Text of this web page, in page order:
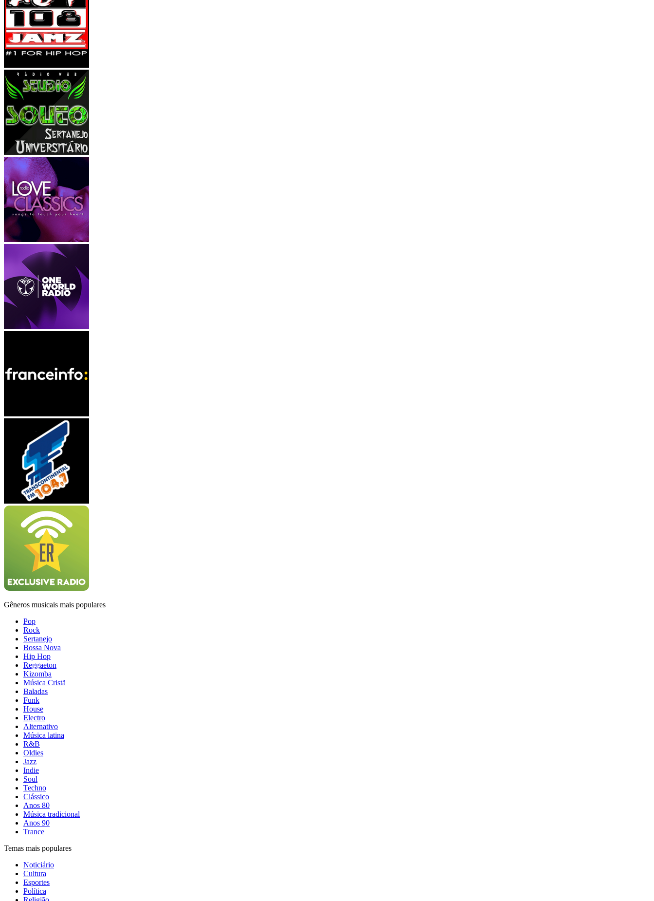
Gêneros musicais mais populares
Pop
Rock
Sertanejo
Bossa Nova
Hip Hop
Reggaeton
Kizomba
Música Cristã
Baladas
Funk
House
Electro
Alternativo
Música latina
R&B
Oldies
Jazz
Indie
Soul
Techno
Clássico
Anos 80
Música tradicional
Anos 90
Trance
Temas mais populares
Noticiário
Cultura
Esportes
Política